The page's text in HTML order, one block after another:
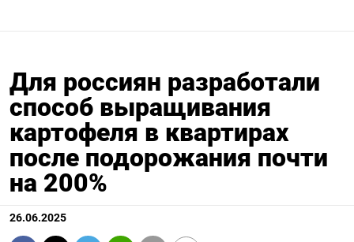
Для россиян разработали
способ выращивания
картофеля в квартирах
после подорожания почти
на 200%
26.06.2025